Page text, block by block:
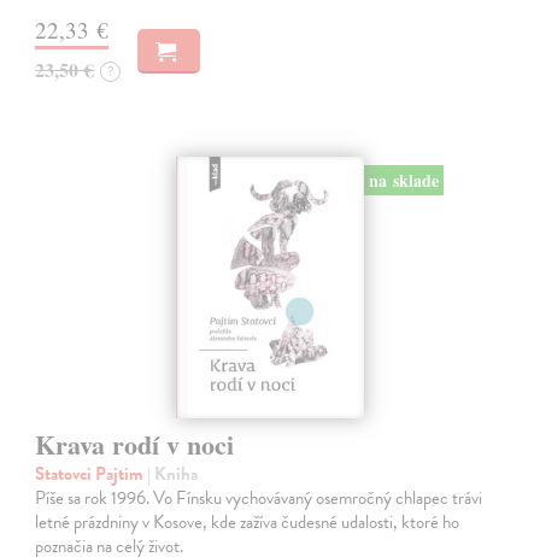
22,33 €
23,50 € ?
na sklade
Krava rodí v noci
Statovci Pajtim | Kniha
Píše sa rok 1996. Vo Fínsku vychovávaný osemročný chlapec trávi
letné prázdniny v Kosove, kde zažíva čudesné udalosti, ktoré ho
poznačia na celý život.